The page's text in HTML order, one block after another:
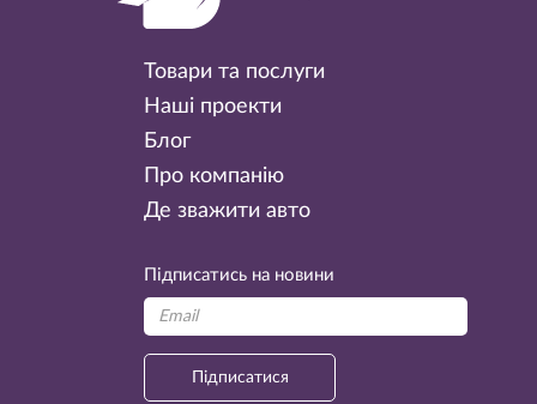
Товари та послуги
Наші проекти
Блог
Про компанію
Де зважити авто
Підписатись на новини
Підписатися